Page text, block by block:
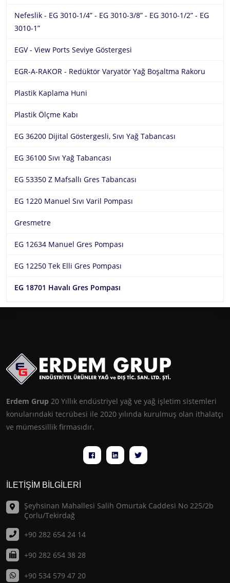
Nefeslik - EG 3010-1/4” - EG 3010-3/8” - EG 3010-1/2” - EG
3010-1”
EGV - View Ports Seviye Göstergesi
EGR-A-RAKOR - Redüktör Varyatör Yağ Boşaltma Rakoru
Plastik Kaplama Huni
Plastik Ölçme Kabı
EG 36200 Dijital Göstergesli, Sıvı Yağ Tabancası
EG 36100 Sıvı Yağ Tabancası
EG 53350 Z Mafsallı Gres Tabancası
EG 1220 Manuel Sıvı Varil Pompası
Gresmetre
EG 12634 Manuel Gres Pompası
EG 12250 Tek Elli Gres Pompası
EG 18701 Havalı Gres Pompası
Erdem Grup 20 Yıllık endüstriyel yağ ve yağ işletim sistemleri
konularındaki tecrübesi ile 2020 yılında kurulmuş olan ithalatçı
ve mümessillik firmasıdır.
İLETİŞİM BİLGİLERİ
Şeyhsinan Mahallesi Salih Omurtak Caddesi No 225/2b
Çorlu/Tekirdağ
+90 282 654 24 14
+90 282 654 38 28
+90 534 579 47 20